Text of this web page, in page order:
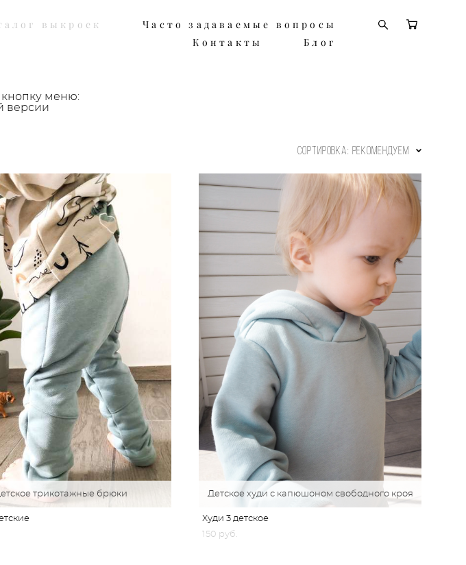
выкроек
Часто задаваемые вопросы
Контакты
Блог
выкроек
Часто задаваемые вопросы
Контакты
Блог
кнопку меню:
версии
Сортировка: рекомендуем
трикотажные брюки Детское худи с капюшоном свободного кроя
Худи 3 детское
150 pуб.